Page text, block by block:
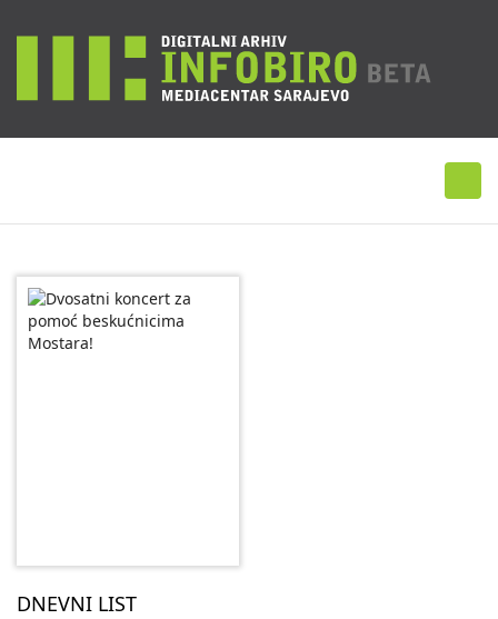
DNEVNI LIST